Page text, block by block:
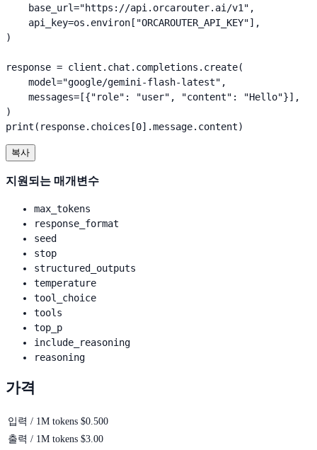
    base_url="https://api.orcarouter.ai/v1",
    api_key=os.environ["ORCAROUTER_API_KEY"],
)
response = client.chat.completions.create(
    model="google/gemini-flash-latest",
    messages=[{"role": "user", "content": "Hello"}],
)
print(response.choices[0].message.content)
복사
지원되는 매개변수
max_tokens
response_format
seed
stop
structured_outputs
temperature
tool_choice
tools
top_p
include_reasoning
reasoning
가격
입력 / 1M tokens $0.500
출력 / 1M tokens $3.00